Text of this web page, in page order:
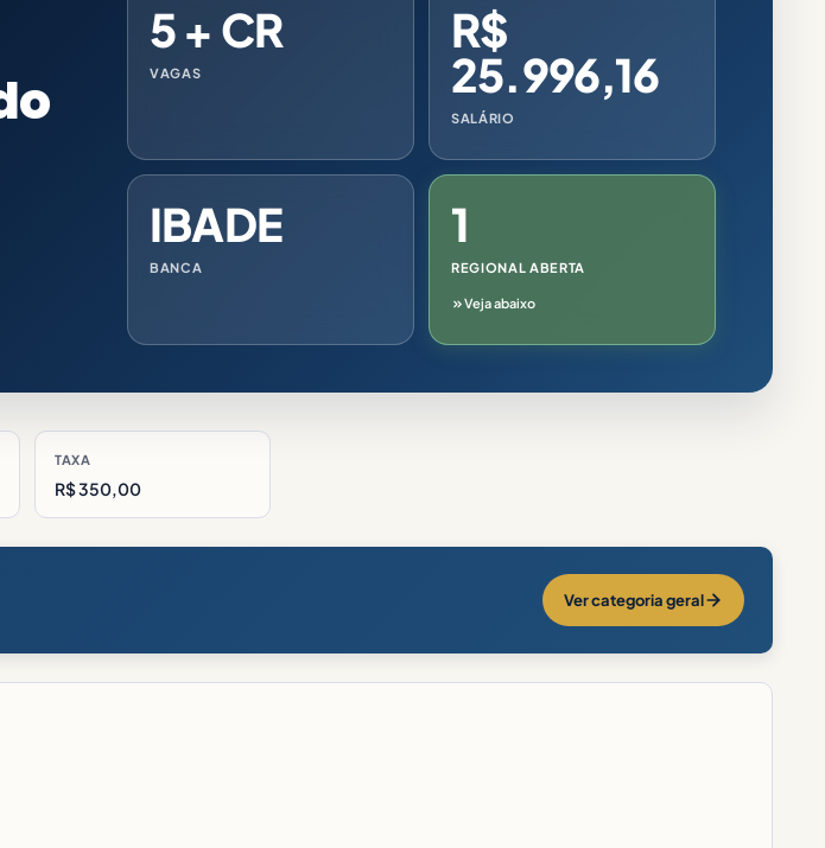
5 + CR
VAGAS
R$
25.996,16
SALÁRIO
IBADE
BANCA
1
REGIONAL ABERTA
Veja abaixo
TAXA
R$ 350,00
Ver categoria geral